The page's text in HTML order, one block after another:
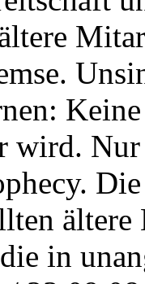
wird.
in